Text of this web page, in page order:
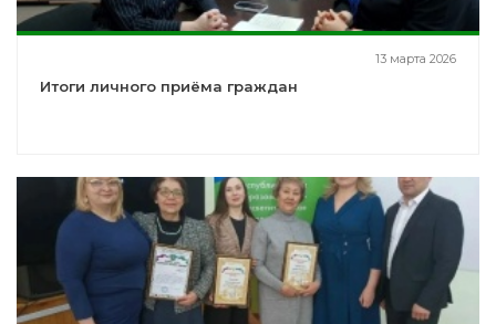
13 марта 2026
Итоги личного приёма граждан